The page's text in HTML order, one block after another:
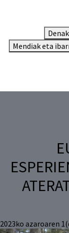
Denak
Mendiak eta
2023ko azaroaren